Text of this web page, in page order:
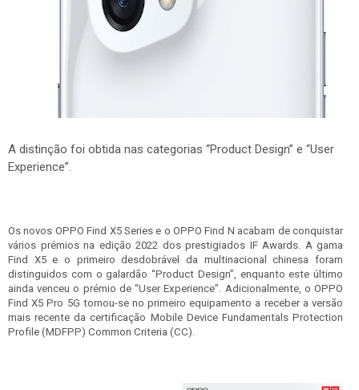
A distinção foi obtida nas categorias “Product Design” e “User
Experience”.
Os novos OPPO Find X5 Series e o OPPO Find N acabam de conquistar
vários prémios na edição 2022 dos prestigiados IF Awards. A gama
Find X5 e o primeiro desdobrável da multinacional chinesa foram
distinguidos com o galardão “Product Design”, enquanto este último
ainda venceu o prémio de “User Experience”. Adicionalmente, o OPPO
Find X5 Pro 5G tornou-se no primeiro equipamento a receber a versão
mais recente da certificação Mobile Device Fundamentals Protection
Profile (MDFPP) Common Criteria (CC).